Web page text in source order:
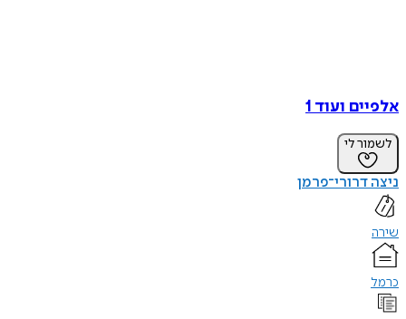
אלפיים ועוד 1
לשמור לי
ניצה דרורי־פרמן
שירה
כרמל